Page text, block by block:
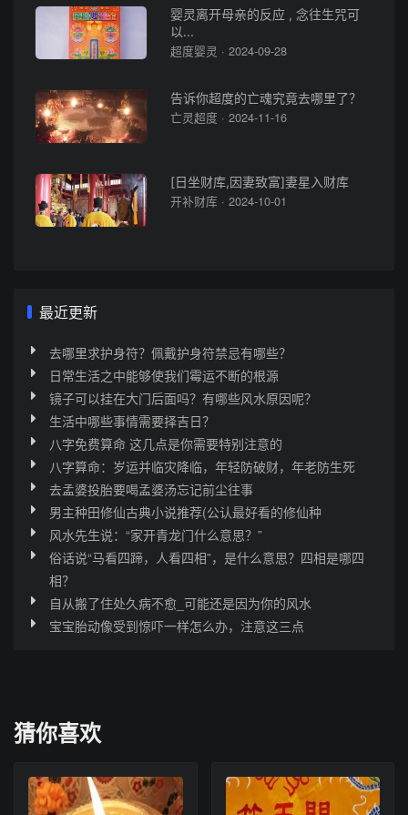
婴灵离开母亲的反应 , 念往生咒可
以...
超度婴灵 · 2024-09-28
告诉你超度的亡魂究竟去哪里了？
亡灵超度 · 2024-11-16
[日坐财库,因妻致富]妻星入财库
开补财库 · 2024-10-01
最近更新
去哪里求护身符？佩戴护身符禁忌有哪些？
日常生活之中能够使我们霉运不断的根源
镜子可以挂在大门后面吗？有哪些风水原因呢？
生活中哪些事情需要择吉日？
八字免费算命 这几点是你需要特别注意的
八字算命：岁运并临灾降临，年轻防破财，年老防生死
去孟婆投胎要喝孟婆汤忘记前尘往事
男主种田修仙古典小说推荐(公认最好看的修仙种
风水先生说：“家开青龙门什么意思？”
俗话说“马看四蹄，人看四相”，是什么意思？四相是哪四
相？
自从搬了住处久病不愈_可能还是因为你的风水
宝宝胎动像受到惊吓一样怎么办，注意这三点
猜你喜欢